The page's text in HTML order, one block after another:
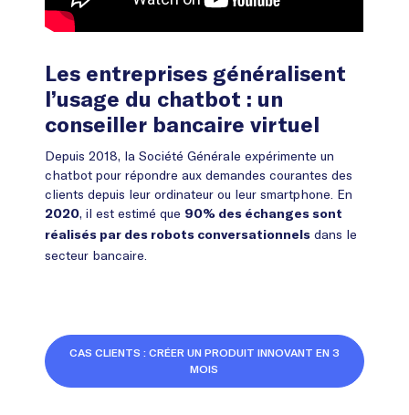
Les entreprises généralisent
l’usage du chatbot : un
conseiller bancaire virtuel
Depuis 2018, la Société Générale expérimente un
chatbot pour répondre aux demandes courantes des
clients depuis leur ordinateur ou leur smartphone. En
2020, il est estimé que 90% des échanges sont
réalisés par des robots conversationnels dans le
secteur bancaire.
CAS CLIENTS : CRÉER UN PRODUIT INNOVANT EN 3
MOIS